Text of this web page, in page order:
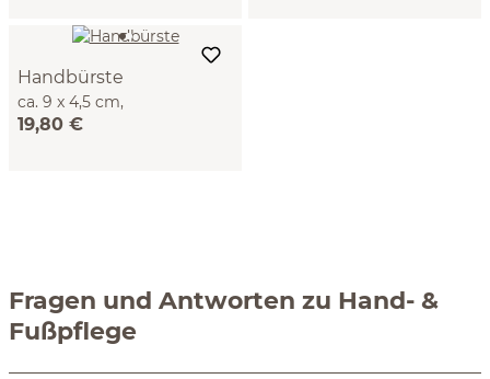
Handbürste
ca. 9 x 4,5 cm,
Birnbaumholz
19,80 €
Fragen und Antworten zu Hand- &
Fußpflege